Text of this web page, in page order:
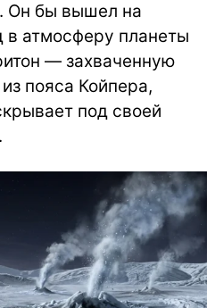
Он бы вышел на
в атмосферу планеты
— захваченную
пояса Койпера,
под своей